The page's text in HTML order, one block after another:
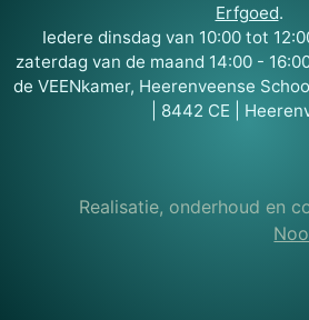
Erfgoed.
Iedere dinsdag van 10:00 tot
zaterdag van de maand 14:00 -
de VEENkamer, Heerenveense
| 8442 CE |
Realisatie, onderhoud en